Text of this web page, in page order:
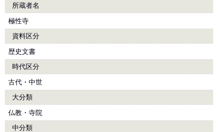
所蔵者名
極性寺
資料区分
歴史文書
時代区分
古代・中世
大分類
仏教・寺院
中分類